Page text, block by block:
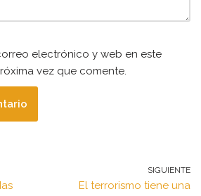
electrónico y web en este
vez que comente.
SIGUIENTE
El terrorismo tiene una